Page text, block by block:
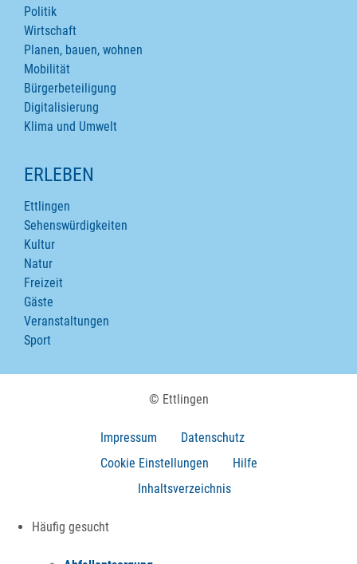
Politik
Wirtschaft
Planen, bauen, wohnen
Mobilität
Bürgerbeteiligung
Digitalisierung
Klima und Umwelt
ERLEBEN
Ettlingen
Sehenswürdigkeiten
Kultur
Natur
Freizeit
Gäste
Veranstaltungen
Sport
© Ettlingen
Impressum
Datenschutz
Cookie Einstellungen
Hilfe
Inhaltsverzeichnis
Häufig gesucht